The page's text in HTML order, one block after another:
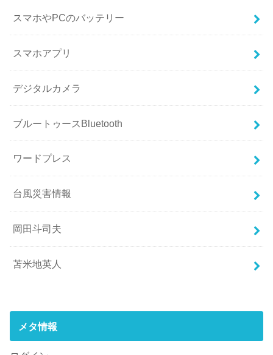
スマホやPCのバッテリー
スマホアプリ
デジタルカメラ
ブルートゥースBluetooth
ワードプレス
台風災害情報
岡田斗司夫
苫米地英人
メタ情報